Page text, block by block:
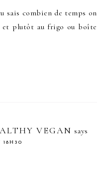
sais combien de temps on
et plutôt au frigo ou boîte
VEGAN says
18H30